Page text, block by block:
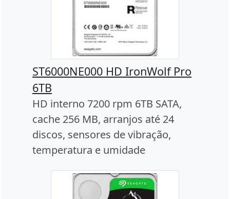
ST6000NE000 HD IronWolf Pro
6TB
HD interno 7200 rpm 6TB SATA,
cache 256 MB, arranjos até 24
discos, sensores de vibração,
temperatura e umidade